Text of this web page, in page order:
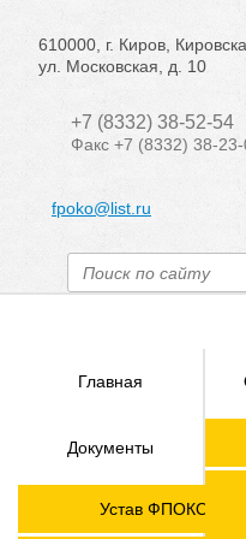
610000, г. Киров,
ул. Московская, д. 10
+7 (8332) 38-52-54
Факс +7 (8332) 38-
fpoko@list.ru
Главная
Документы
Устав ФПОКО с
Членские